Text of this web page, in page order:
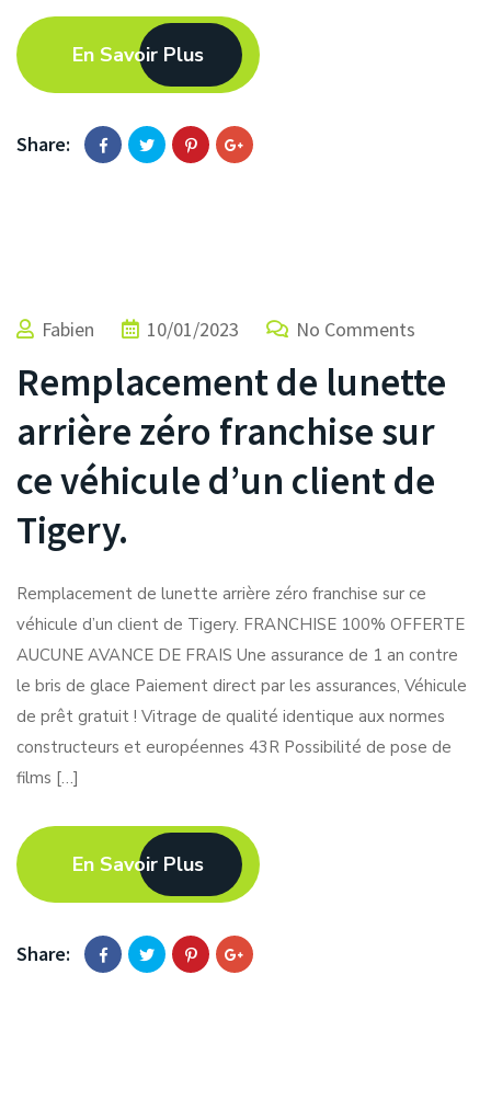
En Savoir Plus
Share:
Fabien 10/01/2023 No Comments
Remplacement de lunette
arrière zéro franchise sur
ce véhicule d’un client de
Tigery.
Remplacement de lunette arrière zéro franchise sur ce
véhicule d’un client de Tigery. FRANCHISE 100% OFFERTE
AUCUNE AVANCE DE FRAIS Une assurance de 1 an contre
le bris de glace Paiement direct par les assurances, Véhicule
de prêt gratuit ! Vitrage de qualité identique aux normes
constructeurs et européennes 43R Possibilité de pose de
films […]
En Savoir Plus
Share: